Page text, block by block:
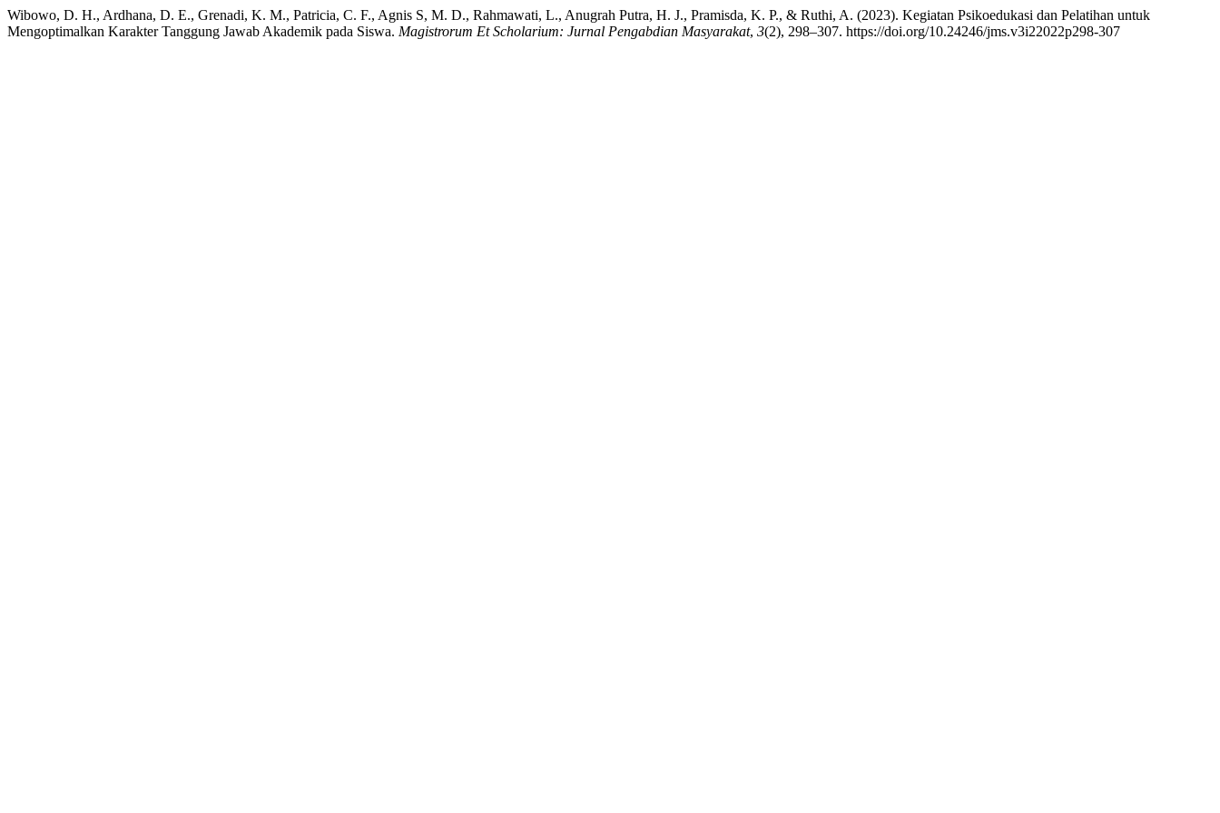
Wibowo, D. H., Ardhana, D. E., Grenadi, K. M., Patricia, C. F., Agnis S, M. D., Rahmawati, L., Anugrah Putra, H. J., Pramisda, K. P., & Ruthi, A. (2023). Kegiatan Psikoedukasi dan Pelatihan untuk
Mengoptimalkan Karakter Tanggung Jawab Akademik pada Siswa. Magistrorum Et Scholarium: Jurnal Pengabdian Masyarakat, 3(2), 298–307. https://doi.org/10.24246/jms.v3i22022p298-307